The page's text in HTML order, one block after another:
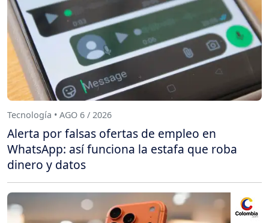
Tecnología • AGO 6 / 2026
Alerta por falsas ofertas de empleo en
WhatsApp: así funciona la estafa que roba
dinero y datos